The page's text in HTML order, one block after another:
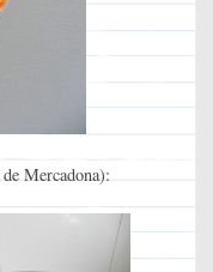
Mercadona):